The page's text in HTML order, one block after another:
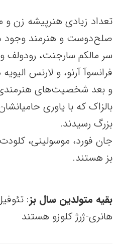
تعداد زیادی هنرپیشه زن و
صلح‌دوست و هنرمند وجود
سر مالکم سارجنت، رودولف
فرانسوآ آرنو، و لارنس
و بعد شخصیت‌های هنرمندی
بالزاک که با یاوری
بزرگ رسیدند.
جان فورد، موسولینی، کلودت
بز هستند.
بقیه متولدین سال بز:
هانری-ژرژ کلوزو هستند